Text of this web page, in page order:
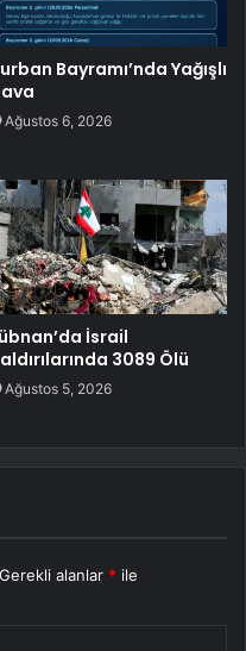
Bayramı’nda Yağışlı
Ağustos 6, 2026
İsrail
3089 Ölü
Ağustos 5, 2026
Gerekli alanlar * ile